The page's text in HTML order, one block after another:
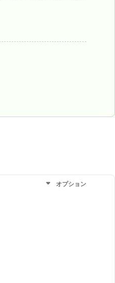
オプション